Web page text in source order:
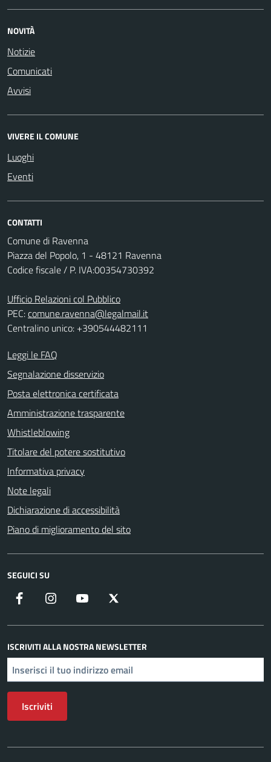
NOVITÀ
Notizie
Comunicati
Avvisi
VIVERE IL COMUNE
Luoghi
Eventi
CONTATTI
Comune di Ravenna
Piazza del Popolo, 1 - 48121 Ravenna
Codice fiscale / P. IVA:00354730392
Ufficio Relazioni col Pubblico
PEC:comune.ravenna@legalmail.it
Centralino unico: +390544482111
Leggi le FAQ
Segnalazione disservizio
Posta elettronica certificata
Amministrazione trasparente
Whistleblowing
Titolare del potere sostitutivo
Informativa privacy
Note legali
Dichiarazione di accessibilità
Piano di miglioramento del sito
SEGUICI SU
Facebook Instagram YouTube
ISCRIVITI ALLA NOSTRA NEWSLETTER